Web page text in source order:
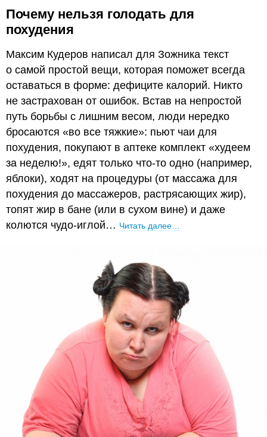
Почему нельзя голодать для
похудения
Максим Кудеров написал для Зожника текст
о самой простой вещи, которая поможет всегда
оставаться в форме: дефиците калорий. Никто
не застрахован от ошибок. Встав на непростой
путь борьбы с лишним весом, люди нередко
бросаются «во все тяжкие»: пьют чаи для
похудения, покупают в аптеке комплект «худеем
за неделю!», едят только что-то одно (например,
яблоки), ходят на процедуры (от массажа для
похудения до массажеров, растрясающих жир),
топят жир в бане (или в сухом вине) и даже
колются чудо-иглой… Читать далее…